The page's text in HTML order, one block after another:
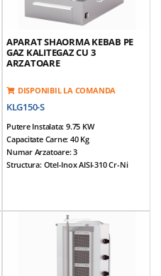
APARAT SHAORMA KEBAB PE
GAZ KALITEGAZ CU 3
ARZATOARE
DISPONIBIL LA COMANDA
KLG150-S
Putere Instalata: 9.75 KW
Capacitate Carne: 40 Kg
Numar Arzatoare: 3
Structura: Otel-Inox AISI-310 Cr-Ni
Prevazut Cu 3 Arzatoare
Echipat Cu Valva De Siguranta Gaz Pe
Greutate Echipamente: 35 Kg
*Accesorii Incluse: Aripioare Si Tava